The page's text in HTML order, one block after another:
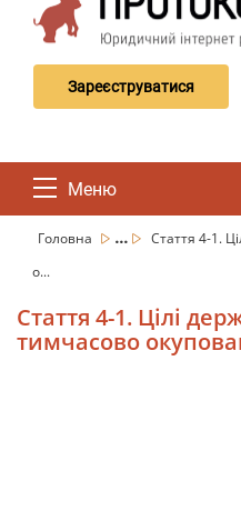
Зареєструватися
Меню
Головна ...
Стаття 4-1.
о...
Стаття 4-1. Цілі
тимчасово